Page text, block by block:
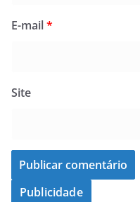
E-mail*
Site
Publicidade